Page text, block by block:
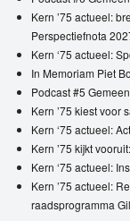
Kern ’75 actueel:
Perspectiefnota
Kern ‘75 actueel:
In Memoriam Piet
Podcast #5
Kern ’75 kiest voor
Kern ‘75 actueel:
Kern ’75 kijkt
Kern ‘75 actueel:
Kern ’75 actueel:
raadsprogramma